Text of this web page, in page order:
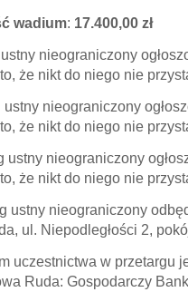
wadium: 17.400,00 zł
ustny nieograniczony
że nikt do niego nie
ustny nieograniczony
że nikt do niego nie
ustny nieograniczony
że nikt do niego nie
ustny nieograniczony
ul. Niepodległości 2,
uczestnictwa w przetargu
Ruda: Gospodarczy